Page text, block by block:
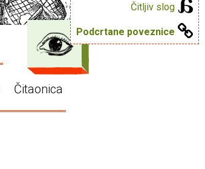
Čitljiv slog
Podcrtane poveznice
Čitaonica